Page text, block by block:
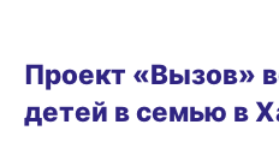
Проект «Вызов»
детей в семью в